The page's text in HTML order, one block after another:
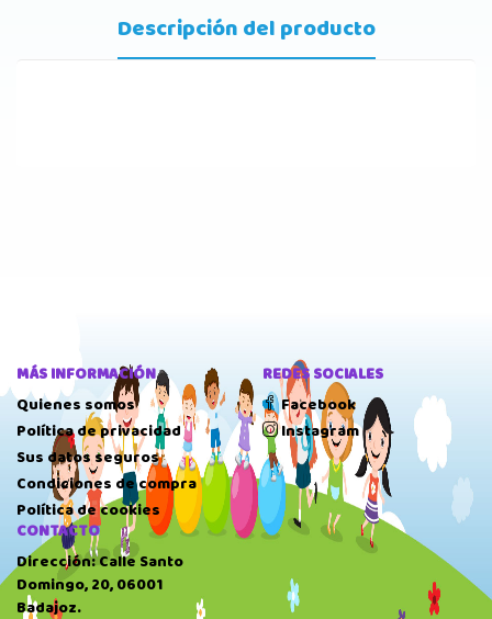
Descripción del producto
MÁS INFORMACIÓN
Quienes somos
Política de privacidad
Sus datos seguros
Condiciones de compra
Política de cookies
REDES SOCIALES
Facebook
Instagram
CONTACTO
Dirección: Calle Santo
Domingo, 20, 06001
Badajoz.